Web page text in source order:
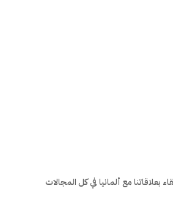
بعلاقاتنا مع ألمانيا في كل المجالات